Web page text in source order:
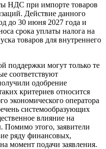
НДС при импорте товаров
Действие данного
до 30 июня 2027 года и
срока уплаты налога на
товаров для внутреннего
поддержки могут только те
соответствуют
одобрение
критериев относится
экономического оператора
системообразующих
влияние на
Помимо этого, заявители
ряду финансовых,
момент подачи заявления.